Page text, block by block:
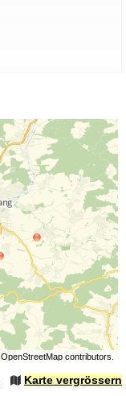
OpenStreetMapcontributors.
Karte vergrössern